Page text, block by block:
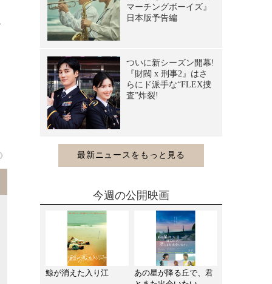
今週の公開映画
鯨が消えた入り江
あの星が降る丘で、君